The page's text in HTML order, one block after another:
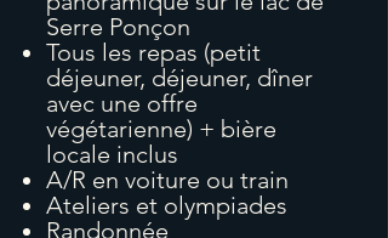
Serre Ponçon
Tous les repas (petit
déjeuner, déjeuner, dîner
avec une offre
végétarienne) + bière
locale inclus
A/R en voiture ou train
Ateliers et olympiades
Randonnée